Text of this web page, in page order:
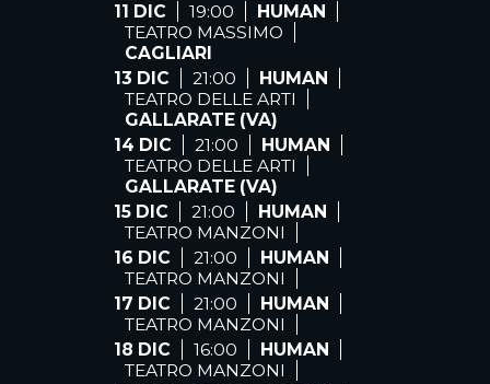
11 DIC
19:00
HUMAN
TEATRO MASSIMO
CAGLIARI
13 DIC
21:00
HUMAN
TEATRO DELLE ARTI
GALLARATE (VA)
14 DIC
21:00
HUMAN
TEATRO DELLE ARTI
GALLARATE (VA)
15 DIC
21:00
HUMAN
TEATRO MANZONI
16 DIC
21:00
HUMAN
TEATRO MANZONI
17 DIC
21:00
HUMAN
TEATRO MANZONI
18 DIC
16:00
HUMAN
TEATRO MANZONI